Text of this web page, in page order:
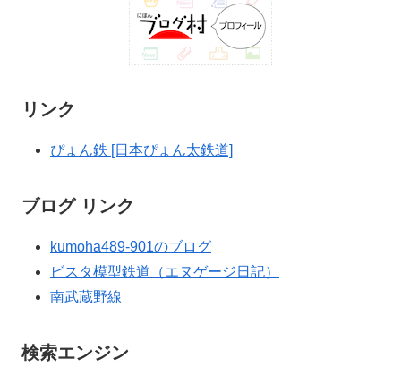
リンク
ぴょん鉄 [日本ぴょん太鉄道]
ブログ リンク
kumoha489-901のブログ
ビスタ模型鉄道（エヌゲージ日記）
南武蔵野線
検索エンジン